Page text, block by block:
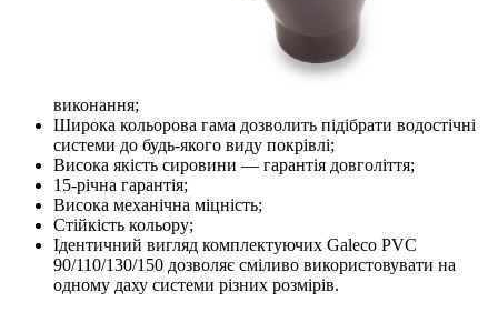
виконання;
Широка кольорова гама дозволить підібрати водостічні
системи до будь-якого виду покрівлі;
Висока якість сировини — гарантія довголіття;
15-річна гарантія;
Висока механічна міцність;
Стійкість кольору;
Ідентичний вигляд комплектуючих Galeco PVC
90/110/130/150 дозволяє сміливо використовувати на
одному даху системи різних розмірів.